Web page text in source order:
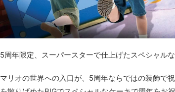
5周年限定、スーパースターで仕上げたスペシャル
マリオの世界への入口が、5周年ならではの装飾で